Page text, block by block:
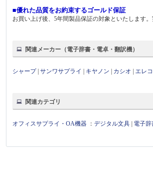
■優れた品質をお約束するゴールド保証
お買い上げ後、5年間製品保証の対象といたします
関連メーカー（電子辞書・電卓・翻訳機）
シャープ|サンワサプライ キヤノン カシオ エレ
関連カテゴリ
オフィスサプライ・OA機器 ：デジタル文具 電子